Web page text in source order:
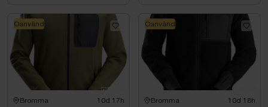
Bromma 10d 17h
Oanvänd
Bromma 10d 18h
Oanvänd